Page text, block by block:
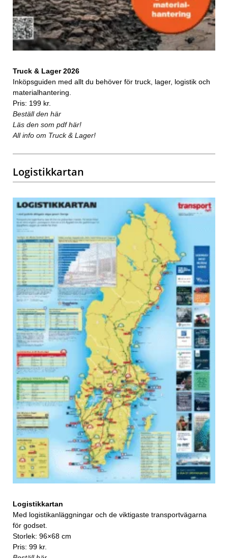
Truck & Lager 2026
Inköpsguiden med allt du behöver för truck, lager, logistik och
materialhantering.
Pris: 199 kr.
Beställ den här
Läs den som pdf här!
All info om Truck & Lager!
Logistikkartan
Logistikkartan
Med logistikanläggningar och de viktigaste transportvägarna
för godset.
Storlek: 96×68 cm
Pris: 99 kr.